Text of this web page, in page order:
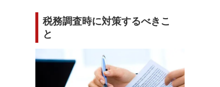
税務調査時に対策するべきこ
と